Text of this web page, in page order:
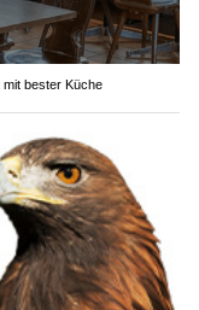
bester Küche